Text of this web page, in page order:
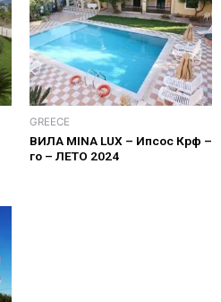
GREECE
ВИЛА MINA LUX – Ипсос Крф –
го – ЛЕТО 2024